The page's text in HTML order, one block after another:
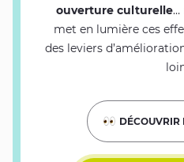
ouverture culturelle…
met en lumière ces
des leviers
DÉCOUVRIR